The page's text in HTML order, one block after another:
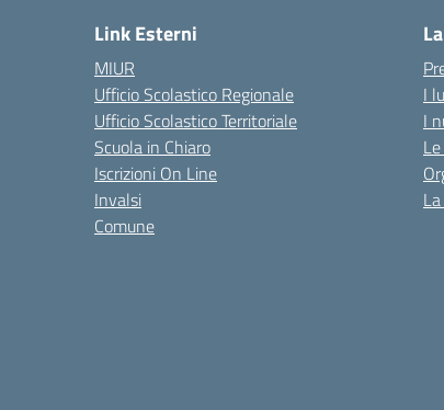
Link Esterni
MIUR
Ufficio Scolastico Regionale
Ufficio Scolastico Territoriale
Scuola in Chiaro
Iscrizioni On Line
Invalsi
Comune
I
I